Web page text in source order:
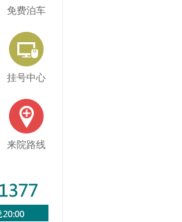
免费泊车
挂号中心
来院路线